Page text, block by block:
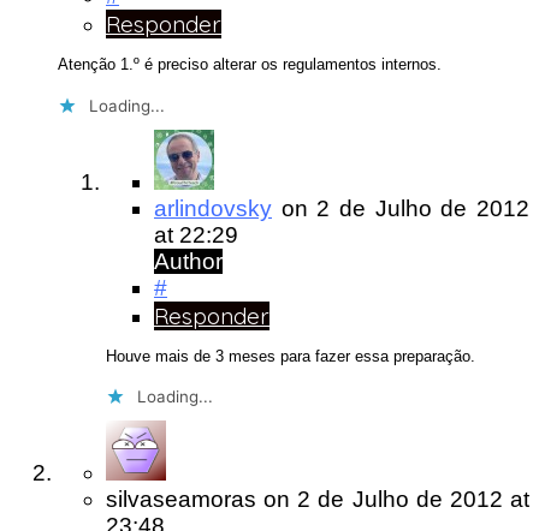
Responder
Atenção 1.º é preciso alterar os regulamentos internos.
Loading...
arlindovsky on 2 de Julho de 2012
at 22:29
Author
#
Responder
Houve mais de 3 meses para fazer essa preparação.
Loading...
silvaseamoras on 2 de Julho de 2012at